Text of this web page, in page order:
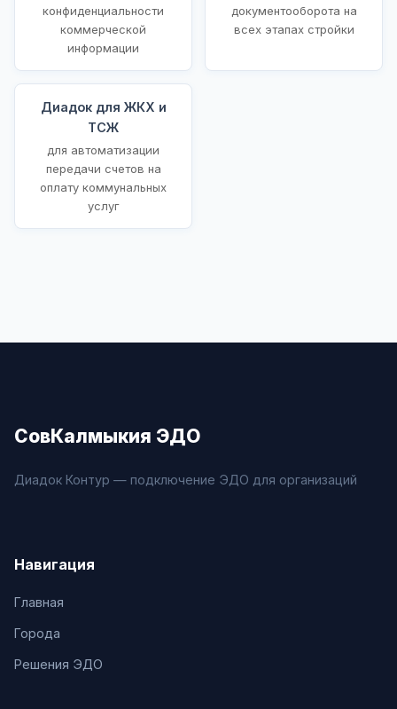
конфиденциальности
коммерческой
информации
документооборота на
всех этапах стройки
Диадок для ЖКХ и
ТСЖ
для автоматизации
передачи счетов на
оплату коммунальных
услуг
СовКалмыкия ЭДО
Диадок Контур — подключение ЭДО для организаций
Навигация
Главная
Города
Решения ЭДО